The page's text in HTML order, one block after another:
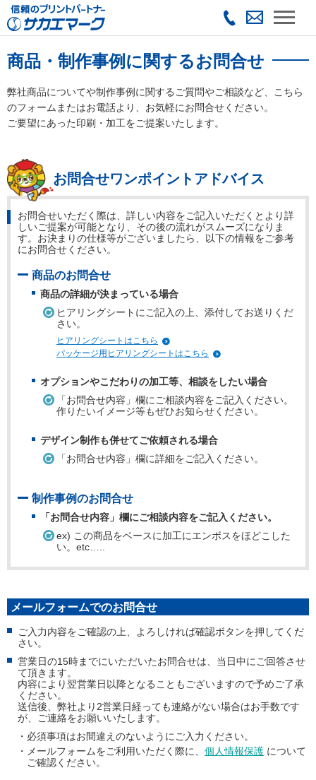
商品・制作事例に関するお問合せ
弊社商品についてや制作事例に関するご質問やご相談など、こちら
のフォームまたはお電話より、お気軽にお問合せください。
ご要望にあった印刷・加工をご提案いたします。
お問合せワンポイントアドバイス
お問合せいただく際は、詳しい内容をご記入いただくとより詳
しいご提案が可能となり、その後の流れがスムーズになりま
す。お決まりの仕様等がございましたら、以下の情報をご参考
にお問合せください。
商品のお問合せ
商品の詳細が決まっている場合
ヒアリングシートにご記入の上、添付してお送りくだ
さい。
ヒアリングシートはこちら
パッケージ用ヒアリングシートはこちら
オプションやこだわりの加工等、相談をしたい場合
「お問合せ内容」欄にご相談内容をご記入ください。
作りたいイメージ等もぜひお知らせください。
デザイン制作も併せてご依頼される場合
「お問合せ内容」欄に詳細をご記入ください。
制作事例のお問合せ
「お問合せ内容」欄にご相談内容をご記入ください。
ex) この商品をベースに加工にエンボスをほどこした
い。etc…..
メールフォームでのお問合せ
ご入力内容をご確認の上、よろしければ確認ボタンを押してくだ
さい。
営業日の15時までにいただいたお問合せは、当日中にご回答させ
て頂きます。
内容により翌営業日以降となることもございますので予めご了承
ください。
送信後、弊社より2営業日経っても連絡がない場合はお手数です
が、ご連絡をお願いいたします。
・必須事項はお間違えのないようにご入力ください。
・メールフォームをご利用いただく際に、 個人情報保護 について
ご確認ください。